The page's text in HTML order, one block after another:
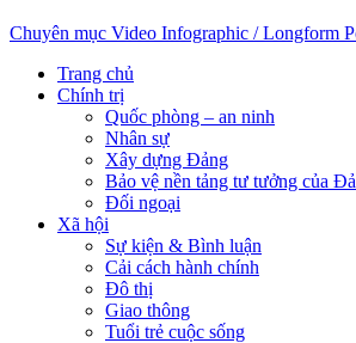
Chuyên mục Video Infographic / Longform
Trang chủ
Chính trị
Quốc phòng – an ninh
Nhân sự
Xây dựng Đảng
Bảo vệ nền tảng tư tưởng của
Đối ngoại
Xã hội
Sự kiện & Bình luận
Cải cách hành chính
Đô thị
Giao thông
Tuổi trẻ cuộc sống